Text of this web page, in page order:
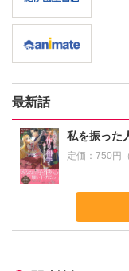
最新話
私を振った
定価：750円